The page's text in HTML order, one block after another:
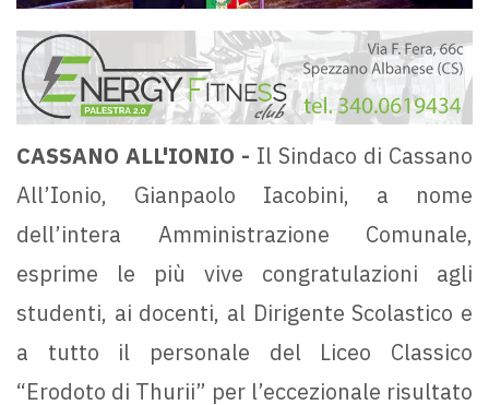
CASSANO ALL'IONIO - Il Sindaco di Cassano
All’Ionio, Gianpaolo Iacobini, a nome
dell’intera Amministrazione Comunale,
esprime le più vive congratulazioni agli
studenti, ai docenti, al Dirigente Scolastico e
a tutto il personale del Liceo Classico
“Erodoto di Thurii” per l’eccezionale risultato